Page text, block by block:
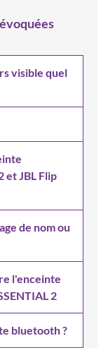
visible quel
et JBL Flip
de nom ou
l'enceinte
2
bluetooth ?